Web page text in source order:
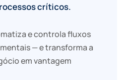
críticos.
e controla fluxos
— e transforma a
em vantagem